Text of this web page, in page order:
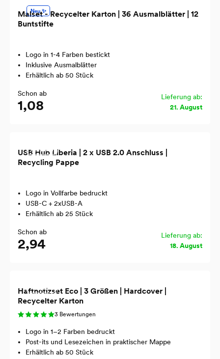
Neu ✨
Malset - Recycelter Karton | 36 Ausmalblätter | 12
Buntstifte
Logo in 1-4 Farben bestickt
Inklusive Ausmalblätter
Erhältlich ab 50 Stück
Schon ab
1,08
Lieferung ab:
21. August
Recycled
USB Hub Liberia | 2 x USB 2.0 Anschluss |
Recycling Pappe
Logo in Vollfarbe bedruckt
USB-C + 2xUSB-A
Erhältlich ab 25 Stück
Schon ab
2,94
Lieferung ab:
18. August
Recycled
Haftnotizset Eco | 3 Größen | Hardcover |
Recycelter Karton
3 Bewertungen
Logo in 1–2 Farben bedruckt
Post-its und Lesezeichen in praktischer Mappe
Erhältlich ab 50 Stück